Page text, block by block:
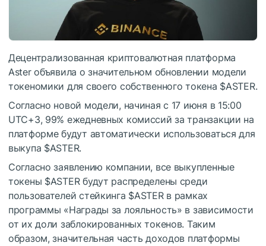
Децентрализованная криптовалютная платформа
Aster объявила о значительном обновлении модели
токеномики для своего собственного токена $ASTER.
Согласно новой модели, начиная с 17 июня в 15:00
UTC+3, 99% ежедневных комиссий за транзакции на
платформе будут автоматически использоваться для
выкупа $ASTER.
Согласно заявлению компании, все выкупленные
токены $ASTERбудут распределены среди
пользователей стейкинга $ASTERв рамках
программы «Награды за лояльность» в зависимости
от их доли заблокированных токенов. Таким
образом, значительная часть доходов платформы